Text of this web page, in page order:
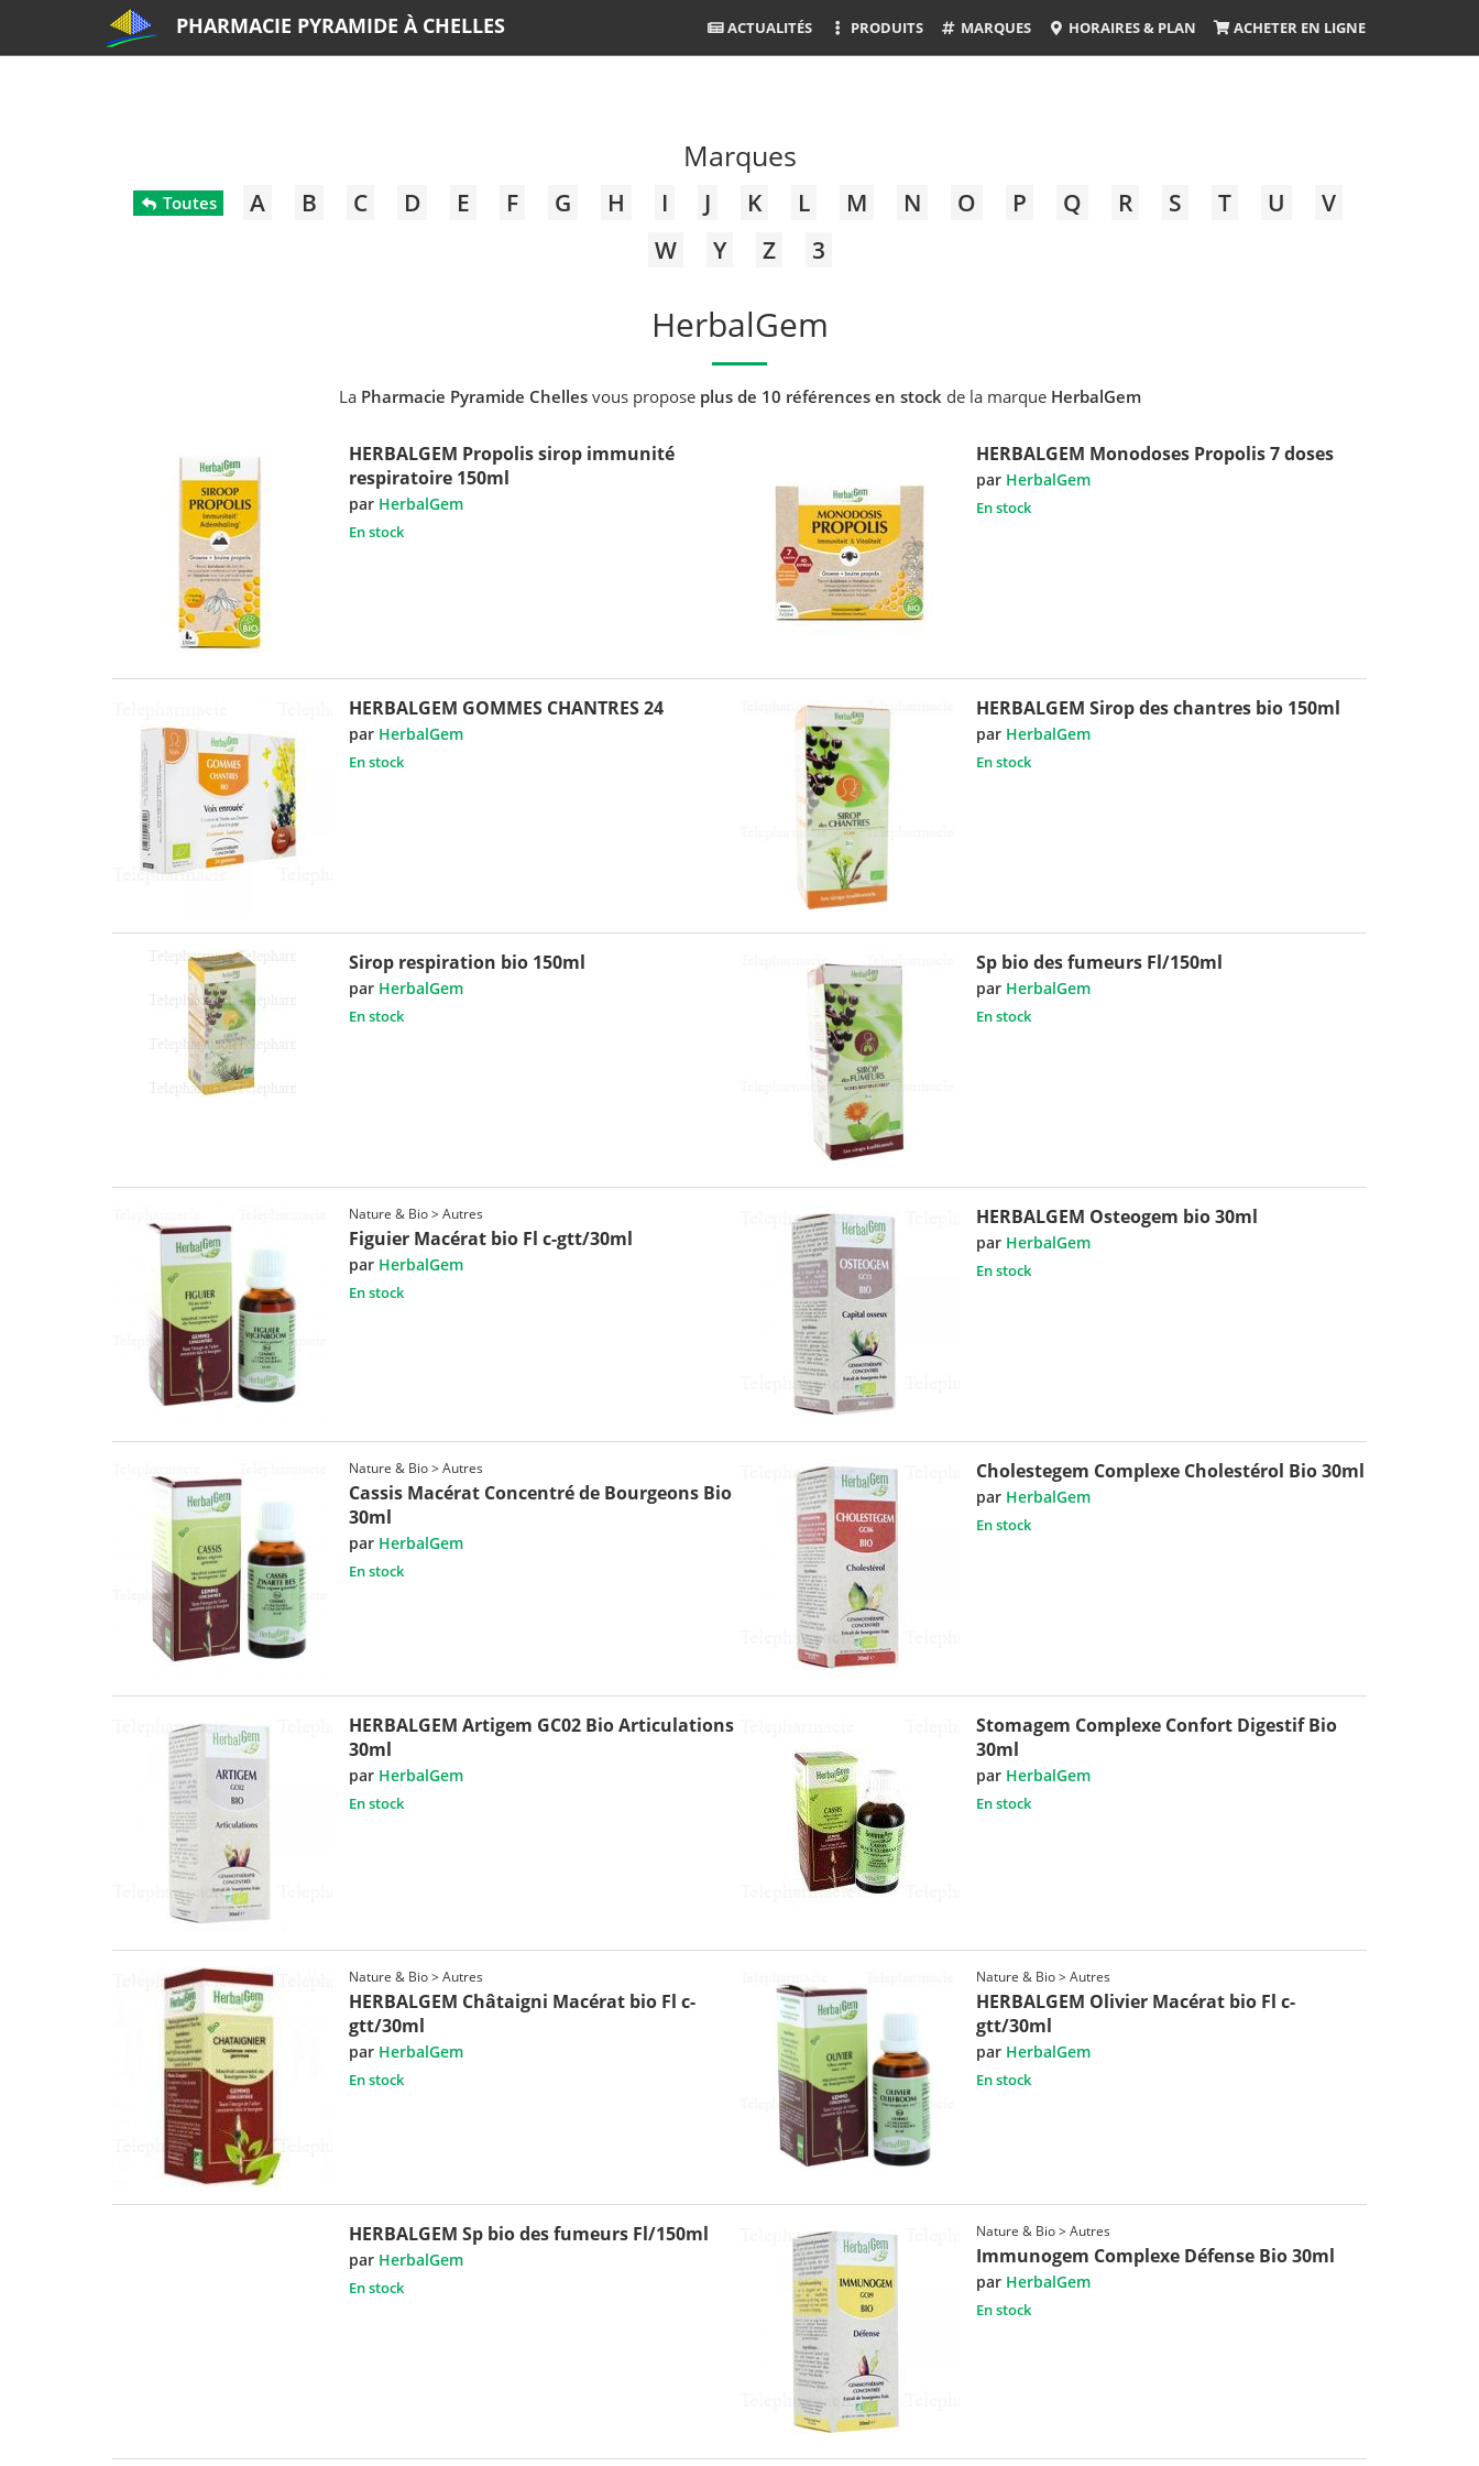
PHARMACIE PYRAMIDE À CHELLES ACTUALITÉS PRODUITS MARQUES HORAIRES & PLAN ACHETER EN LIGNE
Marques
Toutes A B C D E F G H I J K L M N O P Q R S T U
V
W
Y Z 3
HerbalGem
La Pharmacie Pyramide Chellesvous propose plus de 10 références en stock de la marque HerbalGem
HERBALGEM Propolis sirop immunité
respiratoire 150ml
par HerbalGem
En stock
HERBALGEM Monodoses Propolis 7 doses
par HerbalGem
En stock
HERBALGEM GOMMES CHANTRES 24
par HerbalGem
En stock
HERBALGEM Sirop des chantres bio 150ml
par HerbalGem
En stock
Sirop respiration bio 150ml
par HerbalGem
En stock
Sp bio des fumeurs Fl/150ml
par HerbalGem
En stock
Nature & Bio > Autres
Figuier Macérat bio Fl c-gtt/30ml
par HerbalGem
En stock
HERBALGEM Osteogem bio 30ml
par HerbalGem
En stock
Nature & Bio > Autres
Cassis Macérat Concentré de Bourgeons Bio
30ml
par HerbalGem
En stock
Cholestegem Complexe Cholestérol Bio 30ml
par HerbalGem
En stock
HERBALGEM Artigem GC02 Bio Articulations
30ml
par HerbalGem
En stock
Stomagem Complexe Confort Digestif Bio
30ml
par HerbalGem
En stock
Nature & Bio > Autres
HERBALGEM Châtaigni Macérat bio Fl c-
gtt/30ml
par HerbalGem
En stock
Nature & Bio > Autres
HERBALGEM Olivier Macérat bio Fl c-
gtt/30ml
par HerbalGem
En stock
HERBALGEM Sp bio des fumeurs Fl/150ml
par HerbalGem
En stock
Nature & Bio > Autres
Immunogem Complexe Défense Bio 30ml
par HerbalGem
En stock